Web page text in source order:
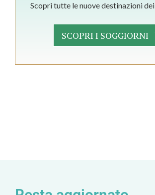
Scopri tutte le nuove destinazioni dei
SCOPRI I SOGGIORNI